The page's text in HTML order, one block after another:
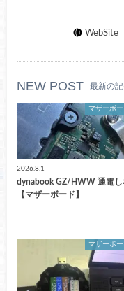
WebSite
NEW POST 最新の
マザーボ
2026.8.1
dynabook GZ/HWW 通電し
【マザーボード】
マザーボ